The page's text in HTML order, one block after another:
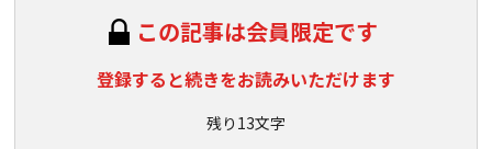
この記事は会員限定です
登録すると続きをお読みいただけます
残り13文字